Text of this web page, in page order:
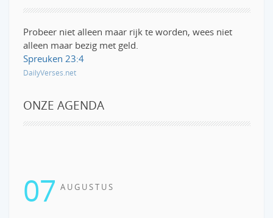
Probeer niet alleen maar rijk te worden, wees niet
alleen maar bezig met geld.
Spreuken 23:4
DailyVerses.net
ONZE AGENDA
07 AUGUSTUS